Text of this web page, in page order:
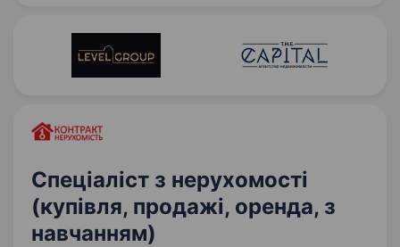
Google-документи, електронна…
Спеціаліст з нерухомості
(купівля, продажі, оренда, з
навчанням)